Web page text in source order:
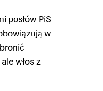
posłów PiS
w
włos z